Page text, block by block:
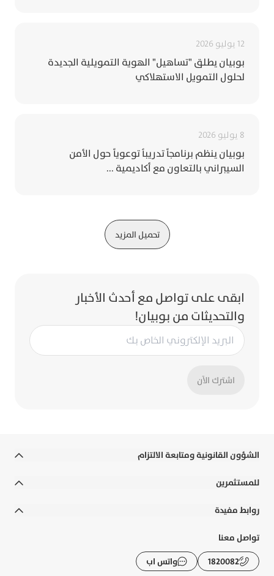
12 يوليو 2026
بوبيان يطلق "تساهيل" الهوية التمويلية الجديدة
لحلول التمويل الاستهلاكي
8 يوليو 2026
بوبيان ينظم برنامجاً تدريباُ توعوياً حول الأمن
السيبراني بالتعاون مع أكاديمية ...
تحميل المزيد
ابقى على تواصل مع أحدث الأخبار
والتحديثات من بوبيان!
اشترك الآن
الشؤون القانونية ومتابعة الالتزام
الشروط والأحكام
التوعية المصرفية
الشكاوى و حماية العملاء
للمستثمرين
الإفصاحات
روابط مفيدة
الأسئلة الشائعة
تواصل معنا
1820082 واتس اب